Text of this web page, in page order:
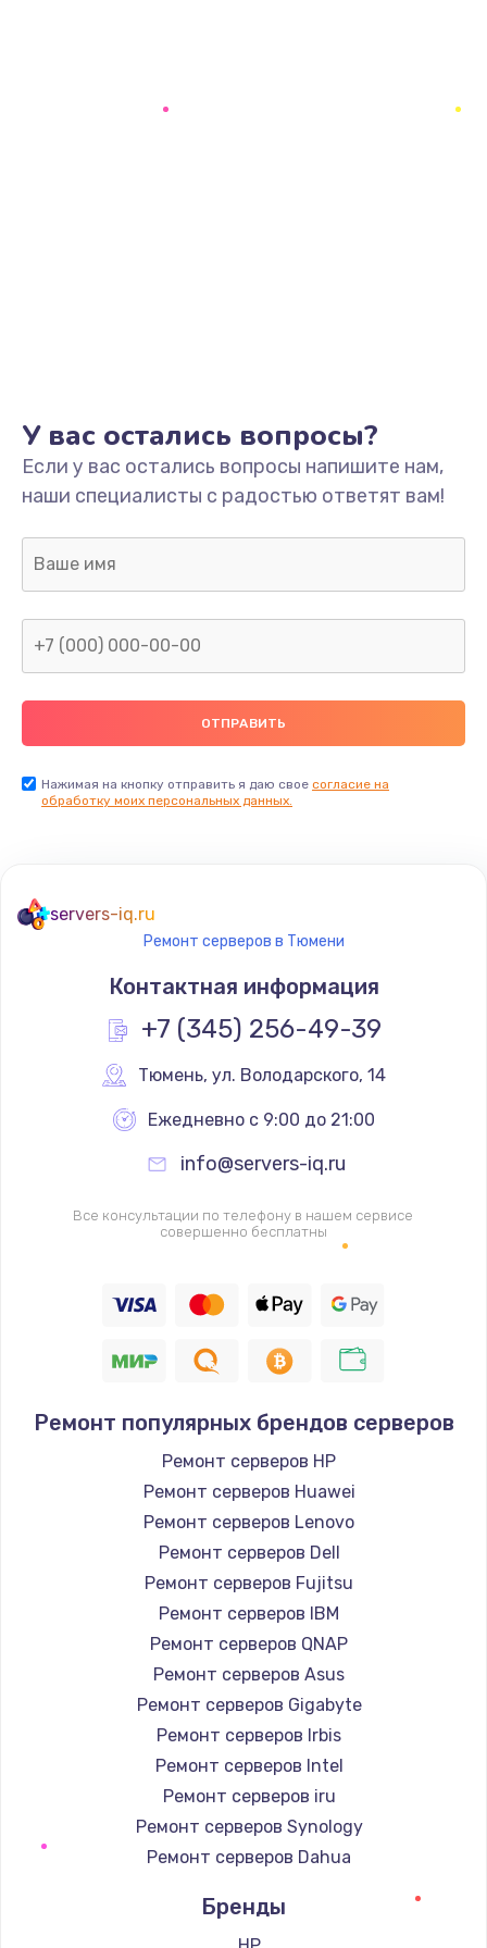
У вас остались вопросы?
Если у вас остались вопросы напишите нам,
наши специалисты с радостью ответят вам!
Нажимая на кнопку отправить я даю свое согласие на
обработку моих персональных данных.
servers-iq.ru
Ремонт серверов в Тюмени
Контактная информация
+7 (345) 256-49-39
Тюмень, ул. Володарского, 14
Ежедневно с 9:00 до 21:00
info@servers-iq.ru
Все консультации по телефону в нашем сервисе
совершенно бесплатны
Ремонт популярных брендов серверов
Ремонт серверов HP
Ремонт серверов Huawei
Ремонт серверов Lenovo
Ремонт серверов Dell
Ремонт серверов Fujitsu
Ремонт серверов IBM
Ремонт серверов QNAP
Ремонт серверов Asus
Ремонт серверов Gigabyte
Ремонт серверов Irbis
Ремонт серверов Intel
Ремонт серверов iru
Ремонт серверов Synology
Ремонт серверов Dahua
Бренды